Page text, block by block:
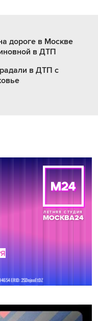
дороге в Москве
в ДТП
в ДТП с